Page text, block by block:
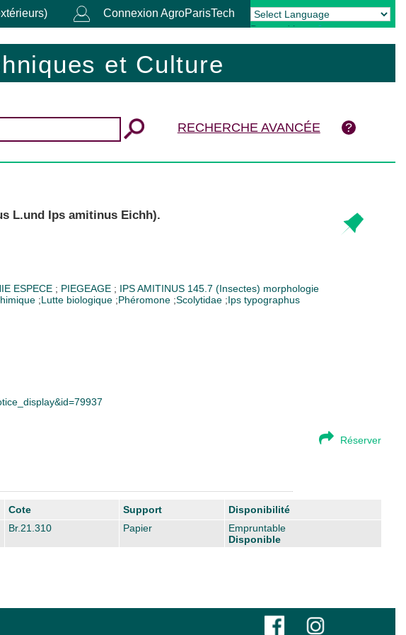
Connexion AgroParisTech
Powered by Translate
et Culture
RECHERCHE AVANCÉE
L.und Ips amitinus Eichh).
ESPECE ; PIEGEAGE ; IPS AMITINUS 145.7 (Insectes) morphologie
;Lutte biologique ;Phéromone ;Scolytidae ;Ips typographus
Réserver
Cote Support
Disponibilité
Br.21.310 Papier
Empruntable
Disponible